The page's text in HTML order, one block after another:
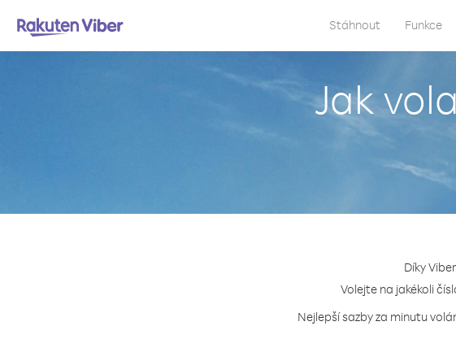
Stáhnout Funkce
Jak
Díky
Volejte na jakékoli
Nejlepší sazby za minutu